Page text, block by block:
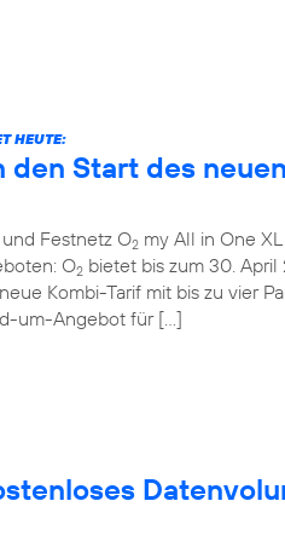
HEUTE:
Start des neuen
Festnetz O2 my All in One
O2 bietet bis zum 30. April
Kombi-Tarif mit bis zu vier
um-Angebot für […]